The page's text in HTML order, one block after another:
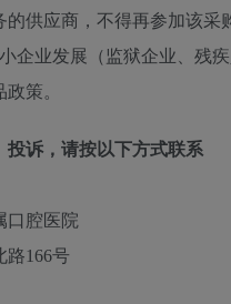
供应商，不得再参加该
企业发展（监狱企业、残
策。
投诉，请按以下方式联系
口腔医院
路166号